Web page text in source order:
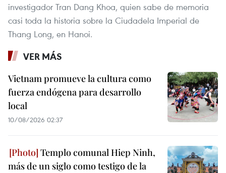
investigador Tran Dang Khoa, quien sabe de memoria
casi toda la historia sobre la Ciudadela Imperial de
Thang Long, en Hanoi.
VER MÁS
Vietnam promueve la cultura como
fuerza endógena para desarrollo
local
10/08/2026 02:37
Templo comunal Hiep Ninh,
más de un siglo como testigo de la